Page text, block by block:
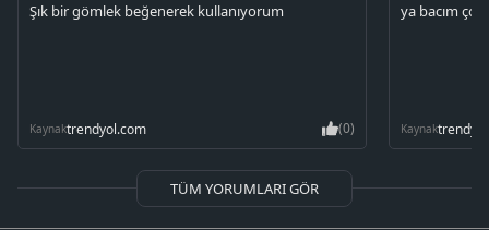
Şık bir gömlek beğenerek kullanıyorum
Kaynaktrendyol.com (0)
ya bacım
Kaynak
TÜM YORUMLARI GÖR